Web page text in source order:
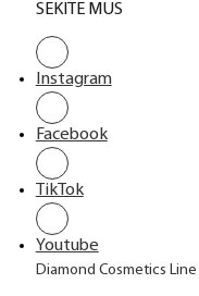
SEKITE MUS
Instagram
Facebook
TikTok
Youtube
Diamond Cosmetics